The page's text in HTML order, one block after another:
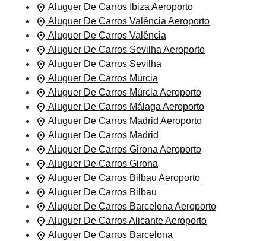
Aluguer De Carros Ibiza Aeroporto
Aluguer De Carros Valência Aeroporto
Aluguer De Carros Valência
Aluguer De Carros Sevilha Aeroporto
Aluguer De Carros Sevilha
Aluguer De Carros Múrcia
Aluguer De Carros Múrcia Aeroporto
Aluguer De Carros Málaga Aeroporto
Aluguer De Carros Madrid Aeroporto
Aluguer De Carros Madrid
Aluguer De Carros Girona Aeroporto
Aluguer De Carros Girona
Aluguer De Carros Bilbau Aeroporto
Aluguer De Carros Bilbau
Aluguer De Carros Barcelona Aeroporto
Aluguer De Carros Alicante Aeroporto
Aluguer De Carros Barcelona